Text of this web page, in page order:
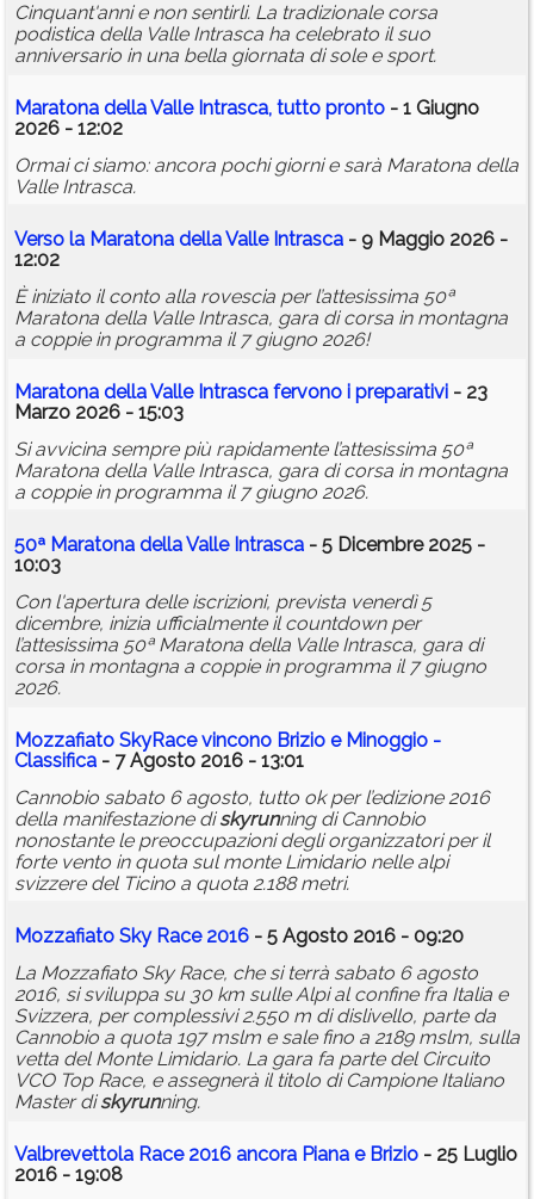
Cinquant'anni e non sentirli. La tradizionale corsa
podistica della Valle Intrasca ha celebrato il suo
anniversario in una bella giornata di sole e sport.
Maratona della Valle Intrasca, tutto pronto - 1 Giugno
2026 - 12:02
Ormai ci siamo: ancora pochi giorni e sarà Maratona della
Valle Intrasca.
Verso la Maratona della Valle Intrasca - 9 Maggio 2026 -
12:02
È iniziato il conto alla rovescia per l’attesissima 50ª
Maratona della Valle Intrasca, gara di corsa in montagna
a coppie in programma il 7 giugno 2026!
Maratona della Valle Intrasca fervono i preparativi - 23
Marzo 2026 - 15:03
Si avvicina sempre più rapidamente l’attesissima 50ª
Maratona della Valle Intrasca, gara di corsa in montagna
a coppie in programma il 7 giugno 2026.
50ª Maratona della Valle Intrasca - 5 Dicembre 2025 -
10:03
Con l'apertura delle iscrizioni, prevista venerdì 5
dicembre, inizia ufficialmente il countdown per
l’attesissima 50ª Maratona della Valle Intrasca, gara di
corsa in montagna a coppie in programma il 7 giugno
2026.
Mozzafiato SkyRace vincono Brizio e Minoggio -
Classifica - 7 Agosto 2016 - 13:01
Cannobio sabato 6 agosto, tutto ok per l’edizione 2016
della manifestazione diskyrunning di Cannobio
nonostante le preoccupazioni degli organizzatori per il
forte vento in quota sul monte Limidario nelle alpi
svizzere del Ticino a quota 2.188 metri.
Mozzafiato Sky Race 2016 - 5 Agosto 2016 - 09:20
La Mozzafiato Sky Race, che si terrà sabato 6 agosto
2016, si sviluppa su 30 km sulle Alpi al confine fra Italia e
Svizzera, per complessivi 2.550 m di dislivello, parte da
Cannobio a quota 197 mslm e sale fino a 2189 mslm, sulla
vetta del Monte Limidario. La gara fa parte del Circuito
VCO Top Race, e assegnerà il titolo di Campione Italiano
Master diskyrunning.
Valbrevettola Race 2016 ancora Piana e Brizio - 25 Luglio
2016 - 19:08